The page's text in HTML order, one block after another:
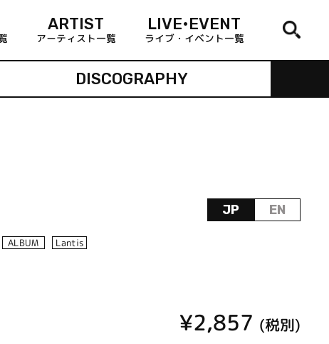
ARTIST
アーティスト一覧
LIVE•EVENT
ライブ・イベント一覧
DISCOGRAPHY
JP EN
ALBUM Lantis
¥2,857 (税別)